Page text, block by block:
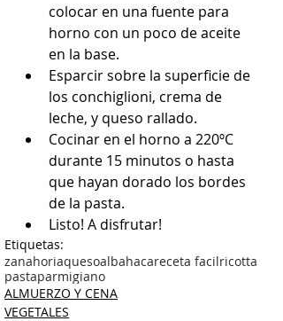
colocar en una fuente para
horno con un poco de aceite
en la base.
Esparcir sobre la superficie de
los conchiglioni, crema de
leche, y queso rallado.
Cocinar en el horno a 220ºC
durante 15 minutos o hasta
que hayan dorado los bordes
de la pasta.
Listo! A disfrutar!
Etiquetas:
zanahoriaquesoalbahacareceta facilricotta
pastaparmigiano
ALMUERZO Y CENA
VEGETALES